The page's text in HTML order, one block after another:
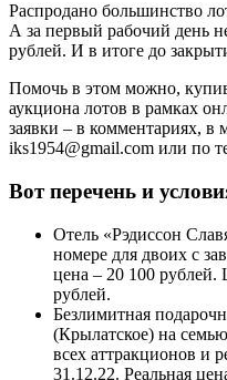
Распродано большинство
А за первый рабочий день
рублей. И в итоге до
Помочь в этом можно,
аукциона лотов в рамках
заявки – в комментариях, в
iks1954@gmail.com или по
Вот перечень и
Отель «Рэдиссон
номере для двоих с
цена – 20 100 рублей.
рублей.
Безлимитная
(Крылатское) на
всех аттракционов и
31.12.22. Реальная